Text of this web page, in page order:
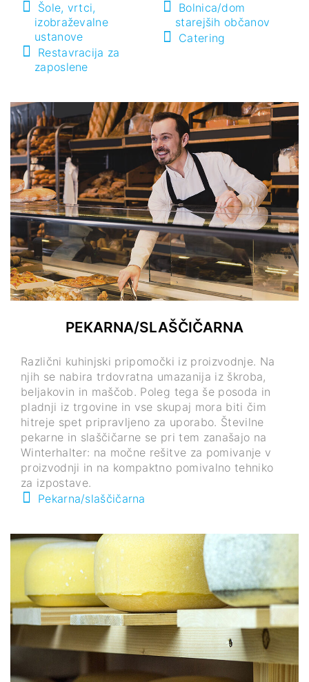
Šole, vrtci,
izobraževalne
ustanove
Restavracija za
zaposlene
Bolnica/dom
starejših občanov
Catering
PEKARNA/SLAŠČIČARNA
Različni kuhinjski pripomočki iz proizvodnje. Na
njih se nabira trdovratna umazanija iz škroba,
beljakovin in maščob. Poleg tega še posoda in
pladnji iz trgovine in vse skupaj mora biti čim
hitreje spet pripravljeno za uporabo. Številne
pekarne in slaščičarne se pri tem zanašajo na
Winterhalter: na močne rešitve za pomivanje v
proizvodnji in na kompaktno pomivalno tehniko
za izpostave.
Pekarna/slaščičarna